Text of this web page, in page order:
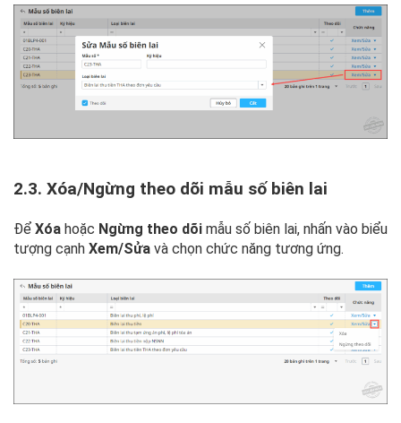
2.3. Xóa/Ngừng theo dõi mẫu số biên lai
Để Xóa hoặc Ngừng theo dõi mẫu số biên lai, nhấn vào biểu
tượng cạnh Xem/Sửa và chọn chức năng tương ứng.